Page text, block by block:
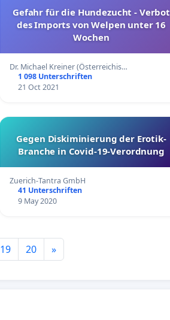
Gefahr für die Hundezucht - Verbot
des Imports von Welpen unter 16
Wochen
Dr. Michael Kreiner (Österreichis…
1 098 Unterschriften
21 Oct 2021
Gegen Diskiminierung der Erotik-
Branche in Covid-19-Verordnung
Zuerich-Tantra GmbH
41 Unterschriften
9 May 2020
19 20 »